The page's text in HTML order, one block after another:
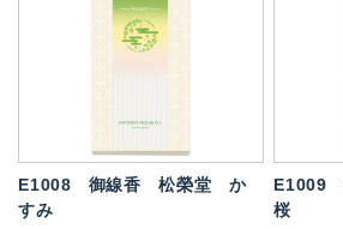
E1008
御線香 松榮堂 か
すみ
E1009
桜